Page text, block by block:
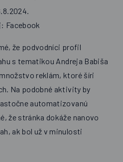
Facebook
že podvodníci profil
s tematikou Andreja Babiša
reklám, ktoré šíri
Na podobné aktivity by
automatizovanú
že stránka dokáže nanovo
ak bol už v minulosti